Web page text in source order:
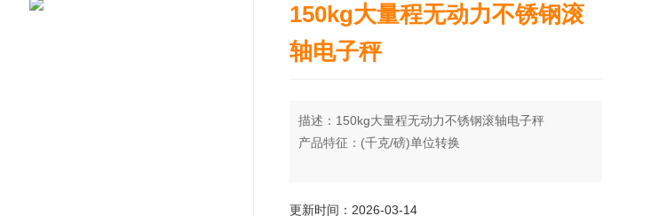
150kg大量程无动力不锈钢滚
轴电子秤
描述：150kg大量程无动力不锈钢滚轴电子秤
产品特征：(千克/磅)单位转换
更新时间：2026-03-14